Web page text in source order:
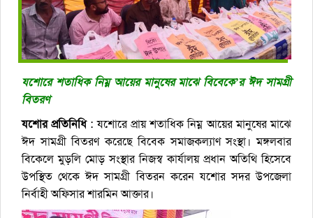
যশোরে শতাধিক নিম্ন আয়ের মানুষের মাঝে বিবেকে’র ঈদ সামগ্রী
বিতরণ
যশোর প্রতিনিধি: যশোরে প্রায় শতাধিক নিম্ন আয়ের মানুষের মাঝে
ঈদ সামগ্রী বিতরণ করেছে বিবেক সমাজকল্যাণ সংস্থা। মঙ্গলবার
বিকেলে মুড়লি মোড় সংস্থার নিজস্ব কার্যালয় প্রধান অতিথি হিসেবে
উপস্থিত থেকে ঈদ সামগ্রী বিতরন করেন যশোর সদর উপজেলা
নির্বাহী অফিসার শারমিন আক্তার।